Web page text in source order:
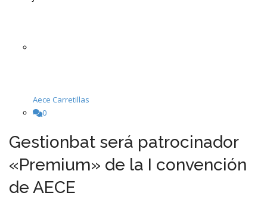
Aece Carretillas
0
Gestionbat será patrocinador
«Premium» de la I convención
de AECE